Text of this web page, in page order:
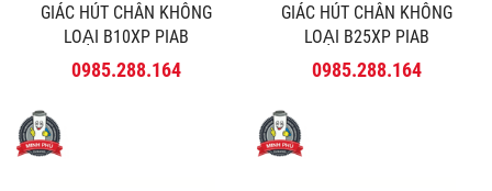
GIÁC HÚT CHÂN KHÔNG
LOẠI B10XP PIAB
0985.288.164
GIÁC HÚT CHÂN KHÔNG
LOẠI B25XP PIAB
0985.288.164